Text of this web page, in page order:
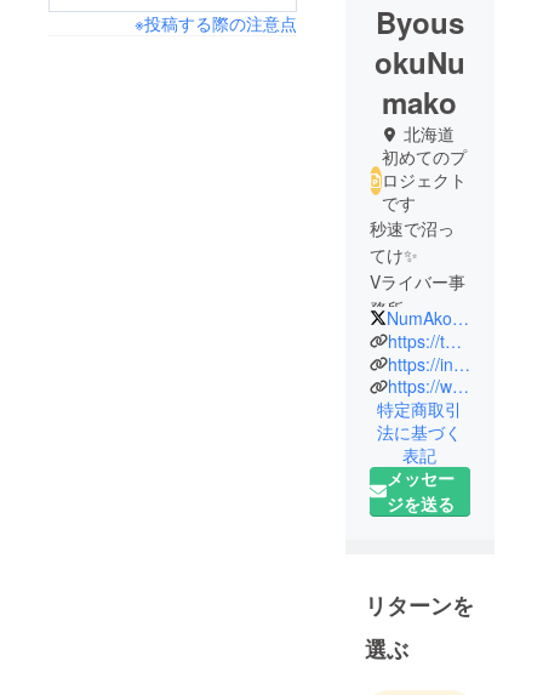
※投稿する際の注意点
Byous
okuNu
mako
北海道
初めてのプ
ロジェクト
です
秒速で沼っ
てけ✨
Vライバー事
務所
LapisLive所
属、秒速沼
子です！
IRIAMにてフ
レンドリー
ボイスをお
披露目中🎙
隣の席のア
実家のよう
ある枠を目
NumAkoGenKai
https://twitter.com/numakogenkai
https://instagram.com/byou_numa_iriam?igshid=YmMyMTA2M2Y=
https://www.youtube.com/@NumAkoGenKai
特定商取引
法に基づく
表記
メッセー
ジを送る
リターンを
選ぶ